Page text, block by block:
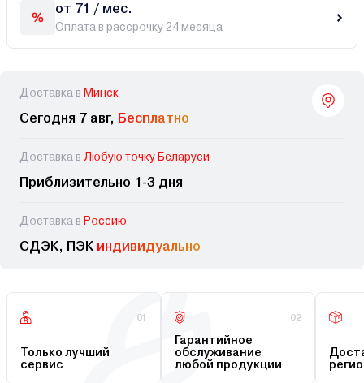
от 71 / мес.
Оплата в рассрочку 24 месяца
Доставка в Минск
Сегодня 7 авг, Бесплатно
Доставка в Любую точку Беларуси
Приблизительно 1-3 дня
Доставка в Россию
СДЭК, ПЭК индивидуально
01
Только лучший
сервис
02
Гарантийное
обслуживание
любой продукции